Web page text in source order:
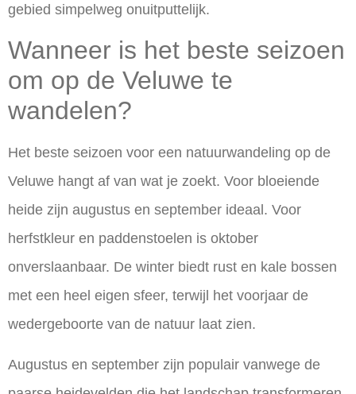
gebied simpelweg onuitputtelijk.
Wanneer is het beste seizoen
om op de Veluwe te
wandelen?
Het beste seizoen voor een natuurwandeling op de
Veluwe hangt af van wat je zoekt. Voor bloeiende
heide zijn augustus en september ideaal. Voor
herfstkleur en paddenstoelen is oktober
onverslaanbaar. De winter biedt rust en kale bossen
met een heel eigen sfeer, terwijl het voorjaar de
wedergeboorte van de natuur laat zien.
Augustus en september zijn populair vanwege de